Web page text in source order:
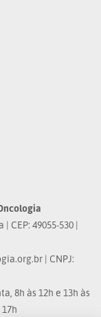
CEP: 49055-530 |
| CNPJ:
8h às 12h e 13h às